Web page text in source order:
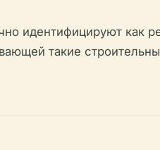
идентифицируют как
такие